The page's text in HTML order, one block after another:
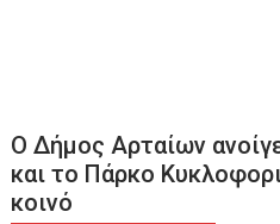
O Δήμος Αρταίων
και το Πάρκο
κοινό